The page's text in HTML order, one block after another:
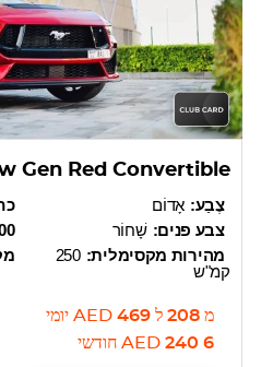
Gen Red Convertible
0-
צֶבַע: אָדוֹם
צבע פנים: שָׁחוֹר
מהירות מקסימלית: 250
קמ"ש
מ 208 ל 469
AED יומי
6 240
AED חודשי